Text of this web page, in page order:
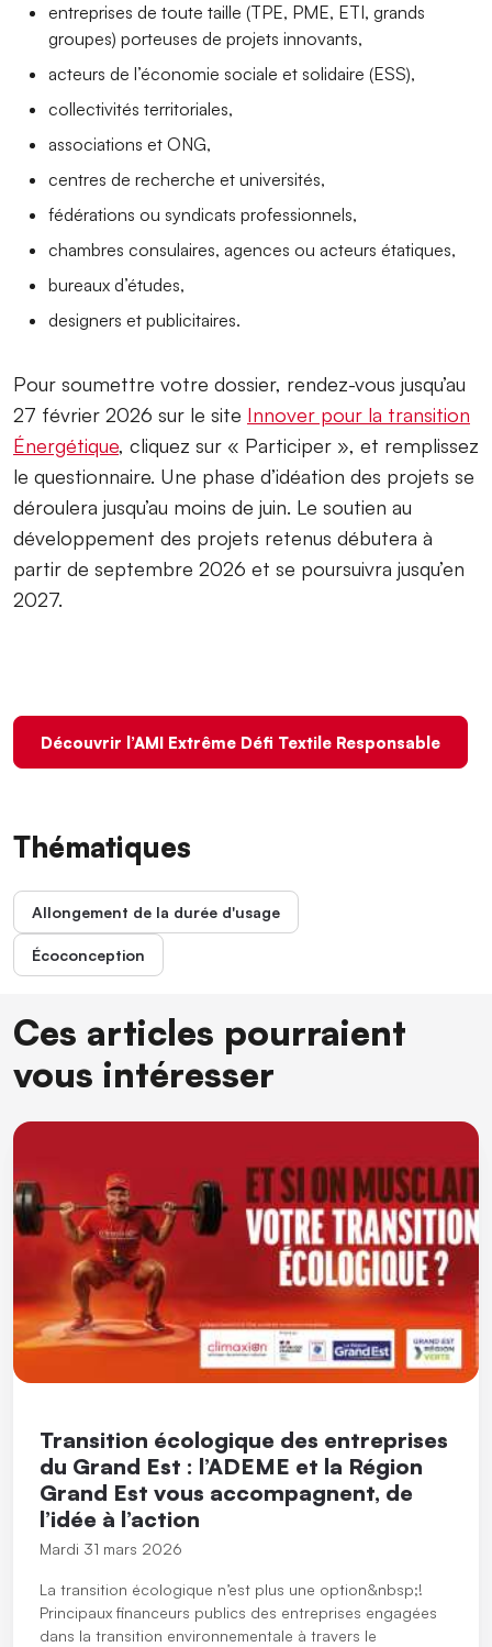
entreprises de toute taille (TPE, PME, ETI, grands
groupes) porteuses de projets innovants,
acteurs de l’économie sociale et solidaire (ESS),
collectivités territoriales,
associations et ONG,
centres de recherche et universités,
fédérations ou syndicats professionnels,
chambres consulaires, agences ou acteurs étatiques,
bureaux d’études,
designers et publicitaires.
Pour soumettre votre dossier, rendez-vous jusqu’au
27 février 2026 sur le site Innover pour la transition
Énergétique, cliquez sur « Participer », et remplissez
le questionnaire. Une phase d’idéation des projets se
déroulera jusqu’au moins de juin. Le soutien au
développement des projets retenus débutera à
partir de septembre 2026 et se poursuivra jusqu’en
2027.
Découvrir l’AMI Extrême Défi Textile Responsable
Thématiques
Allongement de la durée d'usage
Écoconception
Ces articles pourraient
vous intéresser
Transition écologique des entreprises
du Grand Est : l’ADEME et la Région
Grand Est vous accompagnent, de
l’idée à l’action
Mardi 31 mars 2026
La transition écologique n’est plus une option&nbsp;!
Principaux financeurs publics des entreprises engagées
dans la transition environnementale à travers le